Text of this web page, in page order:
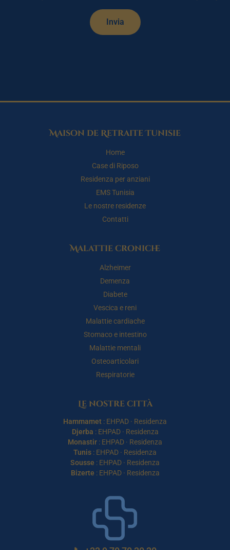
Invia
Maison de Retraite Tunisie
Home
Case di Riposo
Residenza per anziani
EMS Tunisia
Le nostre residenze
Contatti
Malattie croniche
Alzheimer
Demenza
Diabete
Vescica e reni
Malattie cardiache
Stomaco e intestino
Malattie mentali
Osteoarticolari
Respiratorie
Le nostre città
Hammamet : EHPAD · Residenza
Djerba : EHPAD· Residenza
Monastir : EHPAD · Residenza
Tunis : EHPAD · Residenza
Sousse : EHPAD · Residenza
Bizerte : EHPAD· Residenza